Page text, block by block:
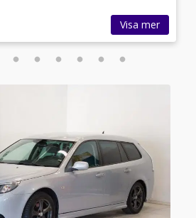
Visa mer